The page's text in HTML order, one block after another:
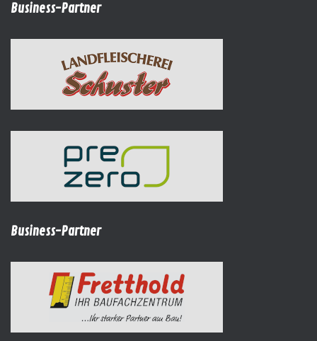
Business-Partner
Business-Partner